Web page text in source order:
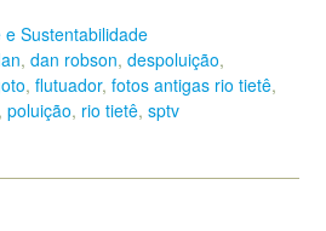
Sustentabilidade
, dan robson, despoluição,
, flutuador, fotos antigas rio tietê,
, poluição, rio tietê, sptv